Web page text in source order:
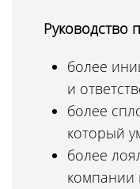
Руководство
более
и
более
который
более
компании